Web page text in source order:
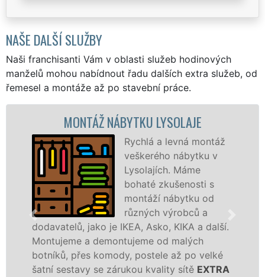
NAŠE DALŠÍ SLUŽBY
Naši franchisanti Vám v oblasti služeb hodinových
manželů mohou nabídnout řadu dalších extra služeb, od
řemesel a montáže až po stavební práce.
MONTÁŽ NÁBYTKU LYSOLAJE
Rychlá a levná montáž
veškerého nábytku v
Lysolajích. Máme
bohaté zkušenosti s
montáží nábytku od
různých výrobců a
jako je IKEA, Asko, KIKA a další.
a demontujeme od malých
přes komody, postele až po velké
se zárukou kvality sítěEXTRA
různých
tuto